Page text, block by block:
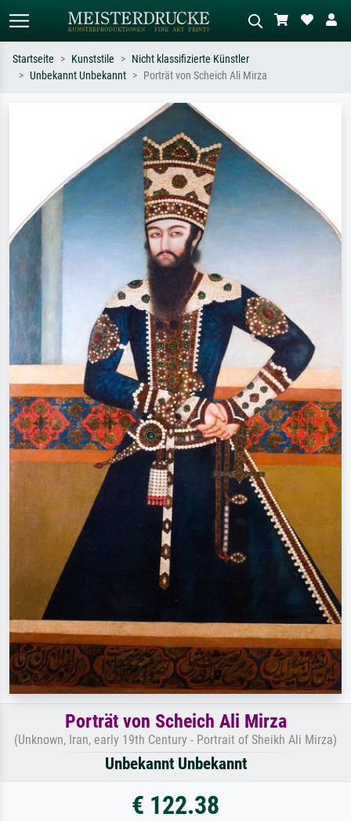
Suchen Sie nach Künstlern, Werktiteln
oder Stilen – z.B. Monet,
Sternennacht, Impressionismus, Welle
Hokusai, Akt.
Beschreiben Sie die Szene – z.B. Grüne
Wiese, Abstrakt mit viel Rot, Dunkles
Ölgemälde, Stehender Akt neben einem
Baum.
Startseite Kunststile
Nicht klassifizierte Künstler
Unbekannt Unbekannt
Porträt von Scheich Ali Mirza
Porträt von Scheich Ali Mirza
(Unknown, Iran, early 19th Century - Portrait of Sheikh Ali Mirza)
Unbekannt Unbekannt
€ 122.38